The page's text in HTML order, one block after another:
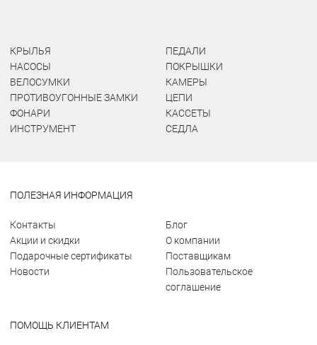
КРЫЛЬЯ
НАСОСЫ
ВЕЛОСУМКИ
ПРОТИВОУГОННЫЕ ЗАМКИ
ФОНАРИ
ИНСТРУМЕНТ
ПЕДАЛИ
ПОКРЫШКИ
КАМЕРЫ
ЦЕПИ
КАССЕТЫ
СЕДЛА
ПОЛЕЗНАЯ ИНФОРМАЦИЯ
Контакты
Акции и скидки
Подарочные сертификаты
Новости
Блог
О компании
Поставщикам
Пользовательское
соглашение
ПОМОЩЬ КЛИЕНТАМ